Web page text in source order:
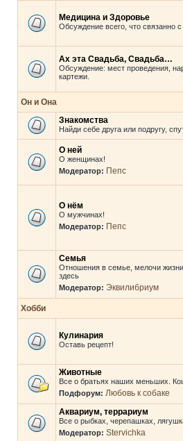
Медицина и Здоровье
Обсуждение всего, что связанно
Ах эта Свадьба, Свадьба…
Обсуждение: мест проведения,
картежи.
Он и Она
Знакомства
Найди себе друга или подругу,
О ней
О женщинах!
Модератор: Пепс
О нём
О мужчинах!
Модератор: Пепс
Семья
Отношения в семье, мелочи
здесь
Модератор: Эквилибриум
Хобби
Кулинария
Оставь рецепт!
Животные
Все о братьях наших меньших.
Подфорум: Любовь к собаке
Аквариум, террариум
Все о рыбках, черепашках,
Модератор: Stervichka